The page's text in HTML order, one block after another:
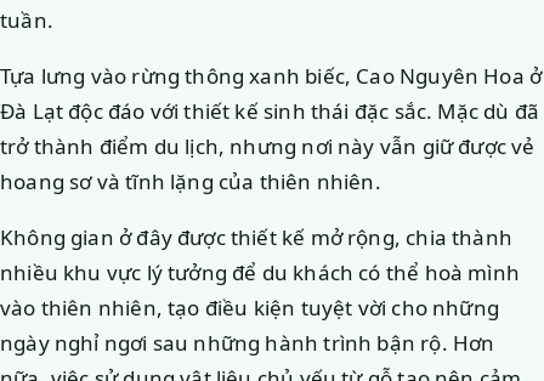
tuần.
Tựa lưng vào rừng thông xanh biếc, Cao Nguyên Hoa ở
Đà Lạt độc đáo với thiết kế sinh thái đặc sắc. Mặc dù đã
trở thành điểm du lịch, nhưng nơi này vẫn giữ được vẻ
hoang sơ và tĩnh lặng của thiên nhiên.
Không gian ở đây được thiết kế mở rộng, chia thành
nhiều khu vực lý tưởng để du khách có thể hoà mình
vào thiên nhiên, tạo điều kiện tuyệt vời cho những
ngày nghỉ ngơi sau những hành trình bận rộ. Hơn